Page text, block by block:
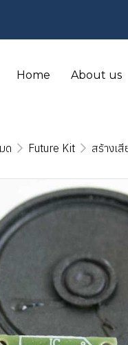
Home About us
ด Future Kit สร้างเ